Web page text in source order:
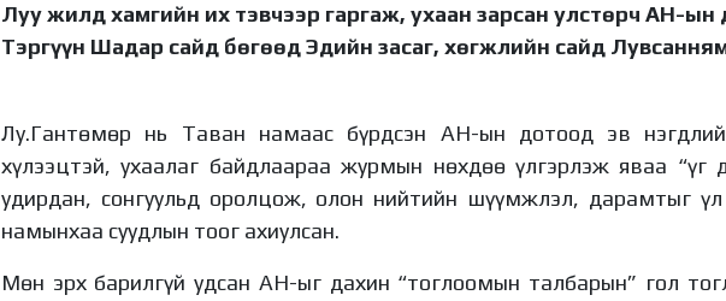
Луу жилд хамгийн их тэвчээр гаргаж, ухаан зарсан улстөрч АН-
Тэргүүн Шадар сайд бөгөөд Эдийн засаг, хөгжлийн сайд
Лу.Гантөмөр нь Таван намаас бүрдсэн АН-ын дотоод эв
хүлээцтэй, ухаалаг байдлаараа журмын нөхдөө үлгэрлэж яваа “үг
удирдан, сонгуульд оролцож, олон нийтийн шүүмжлэл, дарамтыг
намынхаа суудлын тоог ахиулсан.
Мөн эрх барилгүй удсан АН-ыг дахин “тоглоомын талбарын” гол